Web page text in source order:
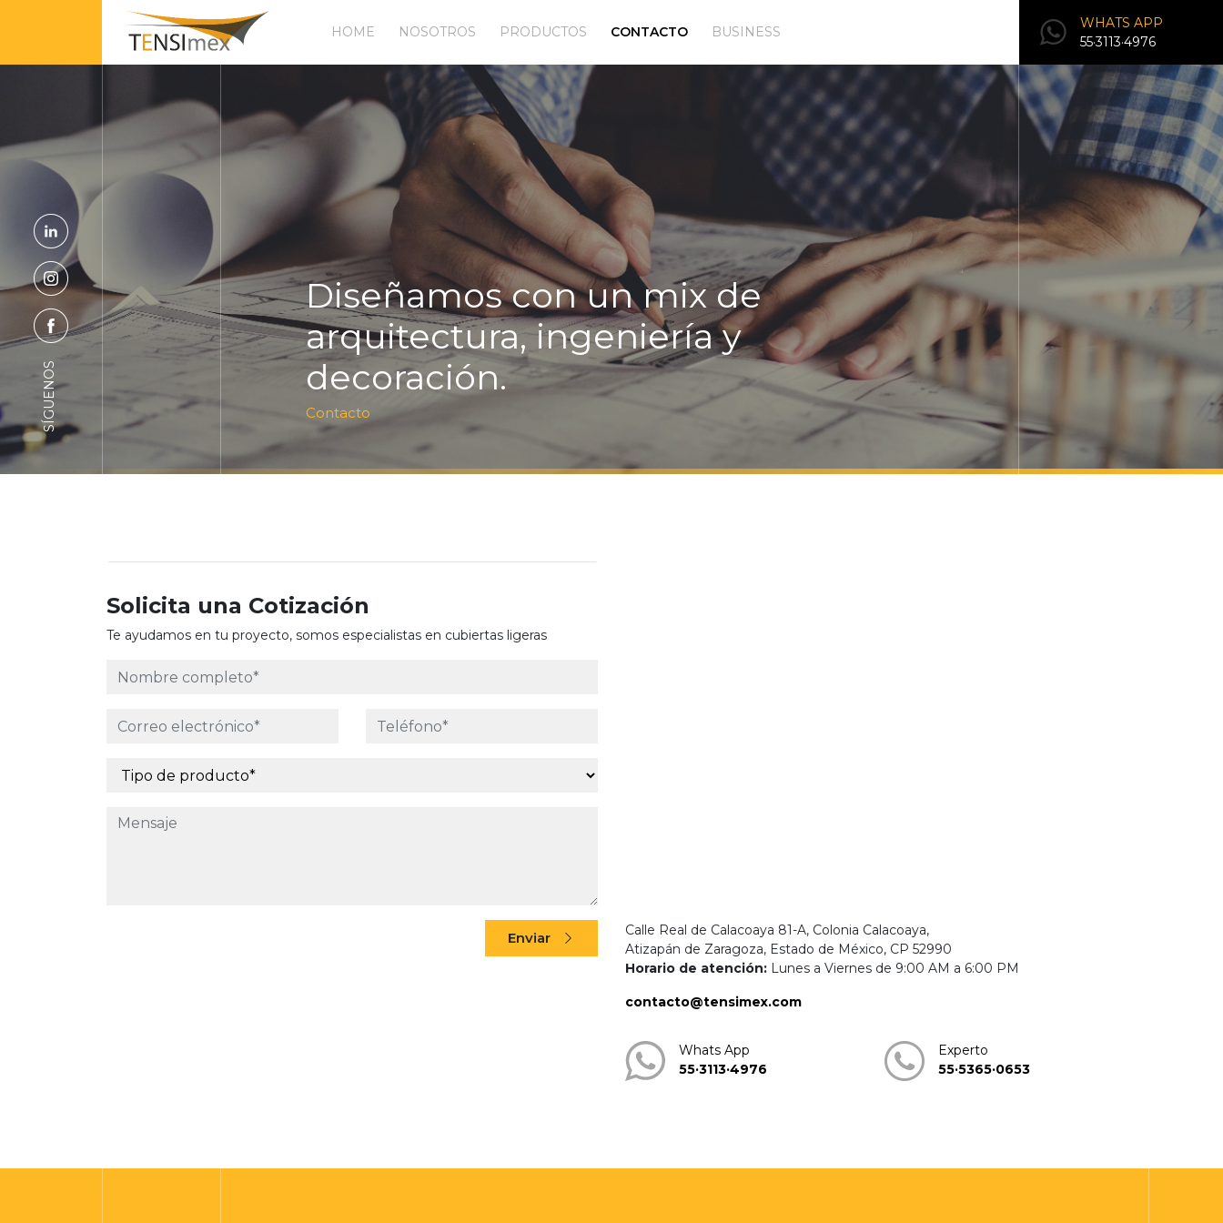
HOME NOSOTROS PRODUCTOS CONTACTO BUSINESS
WHATS APP
55·3113·4976
SÍGUENOS
Diseñamos con un mix de
arquitectura, ingeniería y
decoración.
Contacto
Solicita una Cotización
Te ayudamos en tu proyecto, somos especialistas en cubiertas ligeras
Enviar
Calle Real de Calacoaya 81-A, Colonia Calacoaya,
Atizapán de Zaragoza, Estado de México, CP 52990
Horario de atención: Lunes a Viernes de 9:00 AM a 6:00 PM
contacto@tensimex.com
Whats App
55·3113·4976
Experto
55·5365·0653